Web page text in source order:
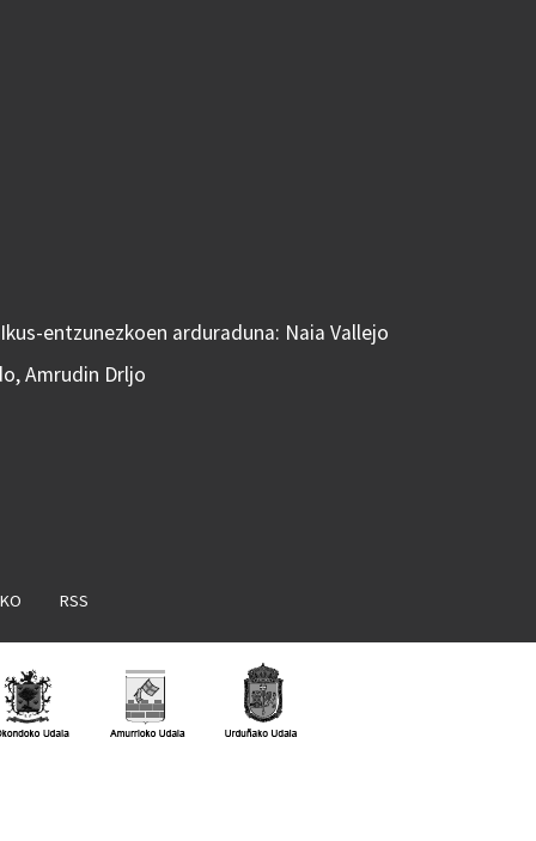
entzunezkoen arduraduna: Naia Vallejo
Amrudin Drljo
RSS